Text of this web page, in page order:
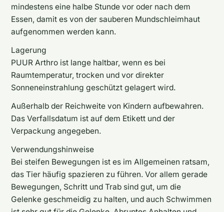
mindestens eine halbe Stunde vor oder nach dem
Essen, damit es von der sauberen Mundschleimhaut
aufgenommen werden kann.
Lagerung
PUUR Arthro ist lange haltbar, wenn es bei
Raumtemperatur, trocken und vor direkter
Sonneneinstrahlung geschützt gelagert wird.
Außerhalb der Reichweite von Kindern aufbewahren.
Das Verfallsdatum ist auf dem Etikett und der
Verpackung angegeben.
Verwendungshinweise
Bei steifen Bewegungen ist es im Allgemeinen ratsam,
das Tier häufig spazieren zu führen. Vor allem gerade
Bewegungen, Schritt und Trab sind gut, um die
Gelenke geschmeidig zu halten, und auch Schwimmen